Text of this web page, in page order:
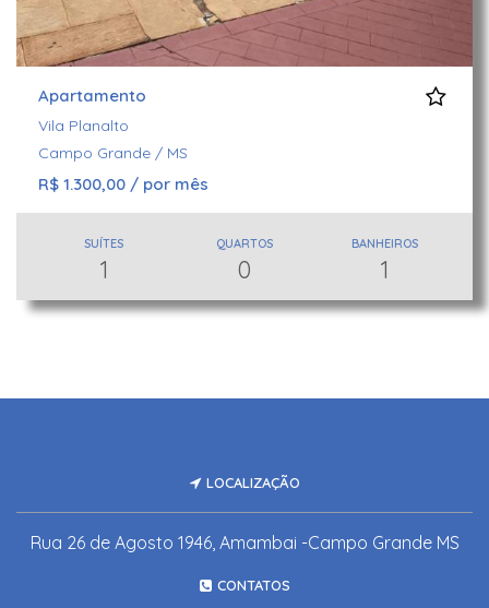
Apartamento
Vila Planalto
Campo Grande / MS
R$ 1.300,00 / por mês
SUÍTES
1
QUARTOS
0
BANHEIROS
1
LOCALIZAÇÃO
Rua 26 de Agosto 1946, Amambai -Campo Grande MS
CONTATOS